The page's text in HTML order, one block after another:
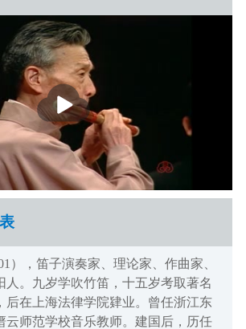
播
放
），笛子演奏家、理论家、作曲家、
人。九岁学吹竹笛，十五岁考取著名
后在上海法律学院肄业。曾任浙江东
云师范学校音乐教师。建国后，历任